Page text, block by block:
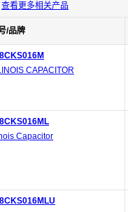
查看更多相关产品
/品牌
CAPACITOR
Capacitor